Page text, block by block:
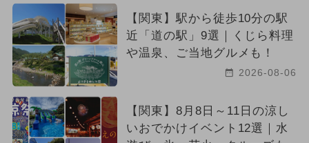
【関東】駅から徒歩10分の駅
近「道の駅」9選｜くじら料理
や温泉、ご当地グルメも！
2026-08-06
【関東】8月8日～11日の涼し
いおでかけイベント12選｜水